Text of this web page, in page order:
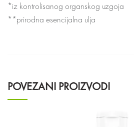
*iz kontrolisanog organskog uzgoja
**prirodna esencijalna ulja
POVEZANI PROIZVODI